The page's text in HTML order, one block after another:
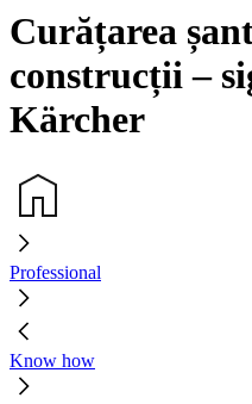
Curățarea
construcții –
Kärcher
Professional
Know how